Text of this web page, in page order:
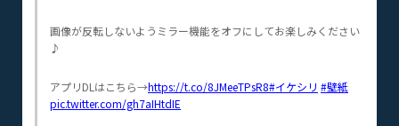
画像が反転しないようミラー機能をオフにしてお楽しみください
♪
アプリDLはこちら→https://t.co/8JMeeTPsR8#イケシリ #壁紙
pic.twitter.com/gh7aIHtdIE